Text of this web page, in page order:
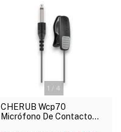
1 / 4
CHERUB Wcp70
Micrófono De Contacto